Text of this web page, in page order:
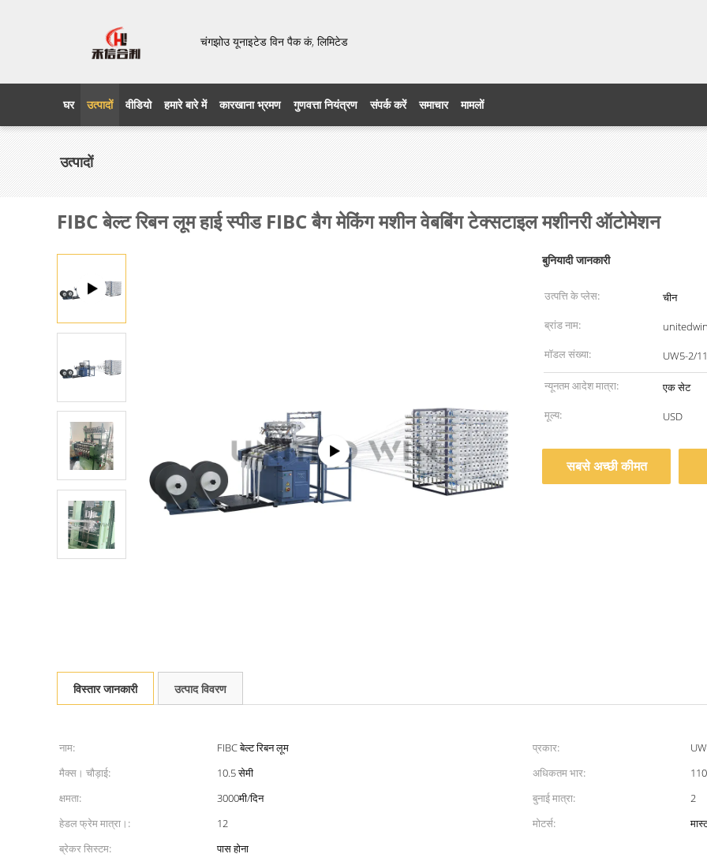
चंगझोउ यूनाइटेड विन पैक कं, लिमिटेड
घर उत्पादों वीडियो हमारे बारे में कारखाना भ्रमण गुणवत्ता नियंत्रण संपर्क करें समाचार मामलों
उत्पादों
FIBC बेल्ट रिबन लूम हाई स्पीड FIBC बैग मेकिंग मशीन वेबबिंग टेक्सटाइल मशीनरी ऑटोमेशन
बुनियादी जानकारी
उत्पत्ति के प्लेस:
चीन
ब्रांड नाम:
मॉडल संख्या:
UW5-2/
न्यूनतम आदेश मात्रा:
एक सेट
मूल्य:
USD
सबसे अच्छी कीमत
विस्तार जानकारी उत्पाद विवरण
नाम: FIBC बेल्ट रिबन लूम प्रकार:
मैक्स। चौड़ाई:
10.5 सेमी अधिकतम भार:
क्षमता:
3000मी/दिन बुनाई मात्रा:
2
हेडल फ्रेम मात्रा।:
12 मोटर्स:
ब्रेकर सिस्टम:
पास होना